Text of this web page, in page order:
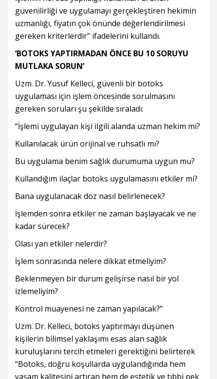
güvenilirliği ve uygulamayı gerçekleştiren hekimin
uzmanlığı, fiyatın çok önünde değerlendirilmesi
gereken kriterlerdir” ifadelerini kullandı.
‘BOTOKS YAPTIRMADAN ÖNCE BU 10 SORUYU
MUTLAKA SORUN’
Uzm. Dr. Yusuf Kelleci, güvenli bir botoks
uygulaması için işlem öncesinde sorulmasını
gereken soruları şu şekilde sıraladı:
“İşlemi uygulayan kişi ilgili alanda uzman hekim mi?
Kullanılacak ürün orijinal ve ruhsatlı mı?
Bu uygulama benim sağlık durumuma uygun mu?
Kullandığım ilaçlar botoks uygulamasını etkiler mi?
Bana uygulanacak doz nasıl belirlenecek?
İşlemden sonra etkiler ne zaman başlayacak ve ne
kadar sürecek?
Olası yan etkiler nelerdir?
İşlem sonrasında nelere dikkat etmeliyim?
Beklenmeyen bir durum gelişirse nasıl bir yol
izlemeliyim?
Kontrol muayenesi ne zaman yapılacak?”
Uzm. Dr. Kelleci, botoks yaptırmayı düşünen
kişilerin bilimsel yaklaşımı esas alan sağlık
kuruluşlarını tercih etmeleri gerektiğini belirterek
“Botoks, doğru koşullarda uygulandığında hem
yaşam kalitesini artıran hem de estetik ve tıbbi pek